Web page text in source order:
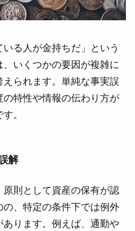
いる人が金持ちだ」という
いくつかの要因が複雑に
られます。単純な事実誤
特性や情報の伝わり方が
。
解
則として資産の保有が認
、特定の条件下では例外
ります。例えば、通勤や